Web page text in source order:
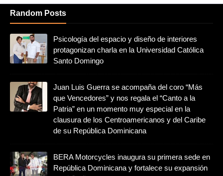
Random Posts
Psicología del espacio y diseño de interiores
protagonizan charla en la Universidad Católica
Santo Domingo
Juan Luis Guerra se acompaña del coro “Más
que Vencedores” y nos regala el “Canto a la
Patria” en un momento muy especial en la
clausura de los Centroamericanos y del Caribe
de su República Dominicana
BERA Motorcycles inaugura su primera sede en
República Dominicana y fortalece su expansión